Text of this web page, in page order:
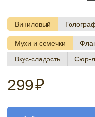
Виниловый
Мухи и семечки
Вкус-сладость
Сюр-
299₽